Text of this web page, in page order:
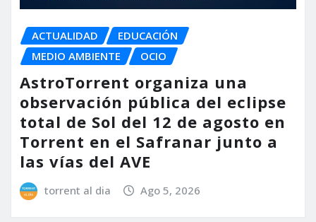
ACTUALIDAD
EDUCACIÓN
MEDIO AMBIENTE
OCIO
AstroTorrent organiza una
observación pública del eclipse
total de Sol del 12 de agosto en
Torrent en el Safranar junto a
las vías del AVE
torrent al dia Ago 5, 2026